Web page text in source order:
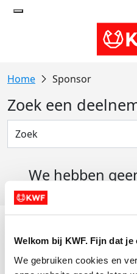
Welkom bij KWF. Fijn dat
We gebruiken cookies en
Sponsor
Zoek een
We hebben
Actiematerialen
Evenementen